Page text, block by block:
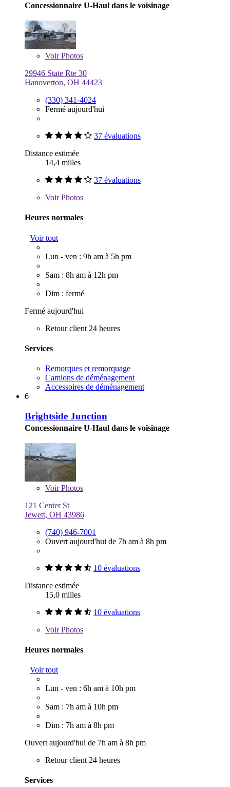
Concessionnaire U-Haul dans le voisinage
VoirPhotos
29946 State Rte 30
Hanoverton, OH 44423
(330) 341-4024
Fermé aujourd'hui
37 évaluations
Distance estimée
14,4 milles
37 évaluations
VoirPhotos
Heures normales
Voir tout
Lun - ven : 9h am à 5h pm
Sam : 8h am à 12h pm
Dim : fermé
Fermé aujourd'hui
Retour client 24 heures
Services
Remorques et remorquage
Camions de déménagement
Accessoires de déménagement
6
Brightside Junction
Concessionnaire U-Haul dans le voisinage
VoirPhotos
121 Center St
Jewett, OH 43986
(740) 946-7001
Ouvert aujourd'hui de 7h am à 8h pm
10 évaluations
Distance estimée
15,0 milles
10 évaluations
VoirPhotos
Heures normales
Voir tout
Lun - ven : 6h am à 10h pm
Sam : 7h am à 10h pm
Dim : 7h am à 8h pm
Ouvert aujourd'hui de 7h am à 8h pm
Retour client 24 heures
Services